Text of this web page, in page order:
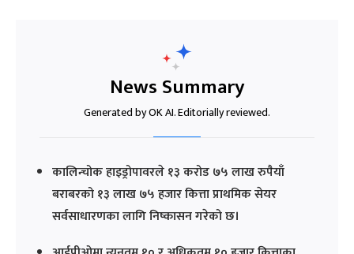
News Summary
Generated by OK AI. Editorially reviewed.
कालिन्चोक हाइड्रोपावरले १३ करोड ७५ लाख रुपैयाँ
बराबरको १३ लाख ७५ हजार कित्ता प्राथमिक सेयर
सर्वसाधारणका लागि निष्कासन गरेको छ।